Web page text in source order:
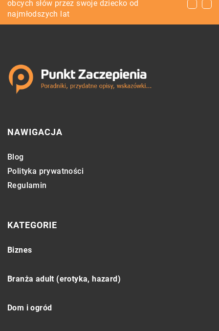
spadochronem – postaw na tandem
obcych słów przez swoje dziecko od
najmłodszych lat
przedsiębiorstwa – w jaki sposób zapewnić
sobie komfort podróżowania?
NAWIGACJA
Blog
Polityka prywatności
Regulamin
KATEGORIE
Biznes
Branża adult (erotyka, hazard)
Dom i ogród